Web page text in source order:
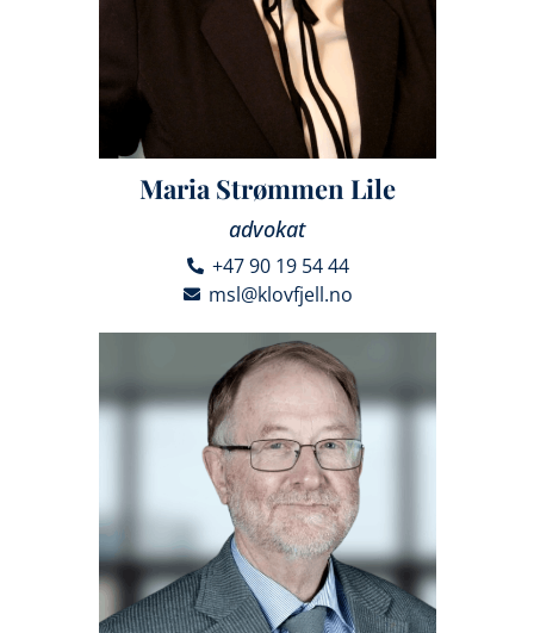
Maria Strømmen Lile
advokat
+47 90 19 54 44
msl@klovfjell.no